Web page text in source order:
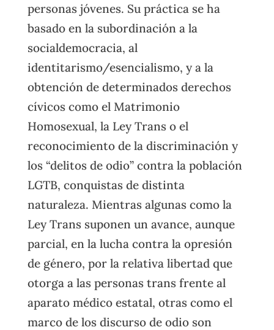
personas jóvenes. Su práctica se ha
basado en la subordinación a la
socialdemocracia, al
identitarismo/esencialismo, y a la
obtención de determinados derechos
cívicos como el Matrimonio
Homosexual, la Ley Trans o el
reconocimiento de la discriminación y
los “delitos de odio” contra la población
LGTB, conquistas de distinta
naturaleza. Mientras algunas como la
Ley Trans suponen un avance, aunque
parcial, en la lucha contra la opresión
de género, por la relativa libertad que
otorga a las personas trans frente al
aparato médico estatal, otras como el
marco de los discurso de odio son